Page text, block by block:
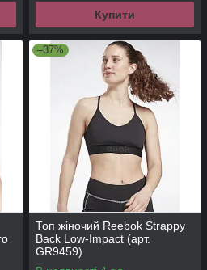
Купити
–37%
Топ жіночий Reebok Strappy
Back Low-Impact (арт.
GR9459)